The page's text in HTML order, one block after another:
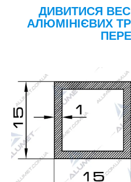
ДИВИТИСЯ
АЛЮМІНІЄВИХ